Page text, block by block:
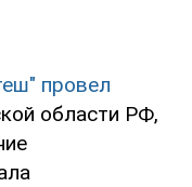
провел
области РФ,